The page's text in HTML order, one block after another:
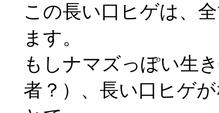
この長い口ヒゲは、
ます。
もしナマズっぽい生
者？）、長い口ヒゲ